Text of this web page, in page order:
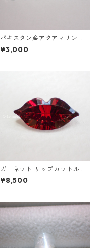
パキスタン産アクアマリン 原
石
¥3,000
ガーネット リップカットルー
ス 2.0ct 12mm*6mm*4mm
¥8,500